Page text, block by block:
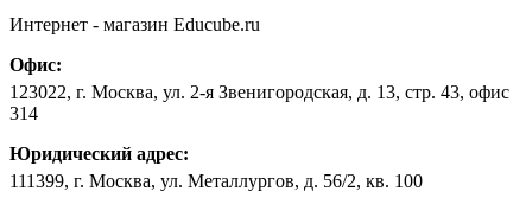
Интернет - магазин Educube.ru
Офис:
123022, г. Москва, ул. 2-я Звенигородская, д. 13, стр. 43, офис
314
Юридический адрес:
111399, г. Москва, ул. Металлургов, д. 56/2, кв. 100